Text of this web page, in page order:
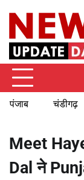
content
पंजाब चंडीगढ़
Meet
Dal ने